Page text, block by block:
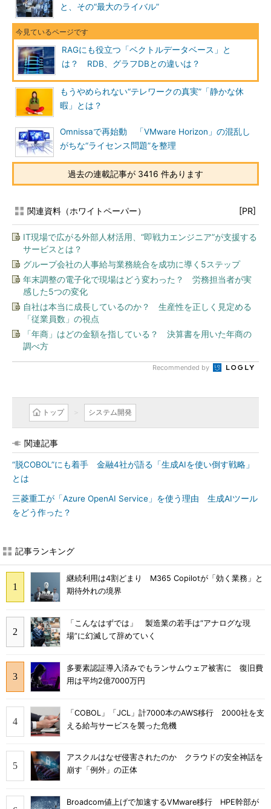
と、その“最大のライバル”
RAGにも役立つ「ベクトルデータベース」と
は？ RDB、グラフDBとの違いは？
もうやめられない“テレワークの真実”「静かな休
暇」とは？
Omnissaで再始動 「VMware Horizon」の混乱し
がちな“ライセンス問題”を整理
過去の連載記事が 3416 件あります
関連資料（ホワイトペーパー） [PR]
IT現場で広がる外部人材活用、“即戦力エンジニア”が支援する
サービスとは？
グループ会社の人事給与業務統合を成功に導く5ステップ
年末調整の電子化で現場はどう変わった？ 労務担当者が実
感した5つの変化
自社は本当に成長しているのか？ 生産性を正しく見定める
「従業員数」の視点
「年商」はどの金額を指している？ 決算書を用いた年商の
調べ方
Recommended by
トップ システム開発
関連記事
“脱COBOL”にも着手 金融4社が語る「生成AIを使い倒す戦略」
とは
三菱重工が「Azure OpenAI Service」を使う理由 生成AIツール
をどう作った？
記事ランキング
継続利用は4割どまり M365 Copilotが「効く業務」と
期待外れの境界
「こんなはずでは」 製造業の若手は“アナログな現
場”に幻滅して辞めていく
多要素認証導入済みでもランサムウェア被害に 復旧費
用は平均2億7000万円
「COBOL」「JCL」計7000本のAWS移行 2000社を支
える給与サービスを襲った危機
アスクルはなぜ侵害されたのか クラウドの安全神話を
崩す「例外」の正体
Broadcom値上げで加速するVMware移行 HPE幹部が